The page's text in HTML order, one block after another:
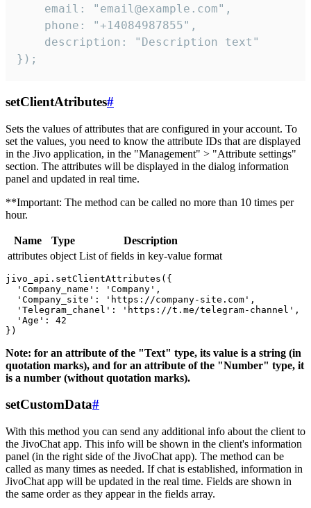
    email: "email@example.com",
    phone: "+14084987855",
    description: "Description text"
});
setClientAtributes#
Sets the values ​​of attributes that are configured in your account. To
set the values, you need to know the attribute IDs that are displayed
in the Jivo application, in the "Management" > "Attribute settings"
section. The attributes will be displayed in the dialog information
panel and updated in real time.
**Important: The method can be called no more than 10 times per
hour.
Name Type
Description
attributes object List of fields in key-value format
jivo_api.setClientAttributes({
  'Company_name': 'Company',
  'Company_site': 'https://company-site.com',
  'Telegram_chanel': 'https://t.me/telegram-channel',
  'Age': 42
Note: for an attribute of the "Text" type, its value is a string (in
quotation marks), and for an attribute of the "Number" type, it
is a number (without quotation marks).
setCustomData#
With this method you can send any additional info about the client to
the JivoChat app. This info will be shown in the client's information
panel (in the right side of the JivoChat app). The method can be
called as many times as needed. If chat is established, information in
JivoChat app will be updated in the real time. Fields are shown in
the same order as they appear in the fields array.